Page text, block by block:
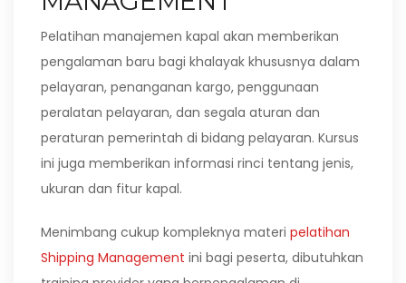
Pelatihan manajemen kapal akan memberikan
pengalaman baru bagi khalayak khususnya dalam
pelayaran, penanganan kargo, penggunaan
peralatan pelayaran, dan segala aturan dan
peraturan pemerintah di bidang pelayaran. Kursus
ini juga memberikan informasi rinci tentang jenis,
ukuran dan fitur kapal.
Menimbang cukup kompleknya materi pelatihan
Shipping Management ini bagi peserta, dibutuhkan